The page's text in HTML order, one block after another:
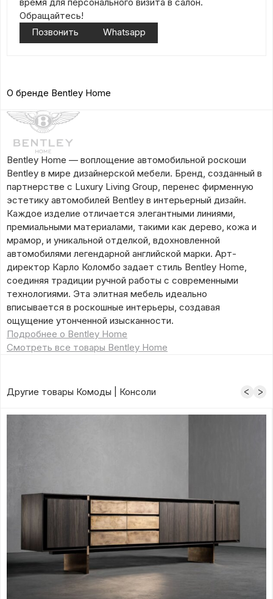
время для персонального визита в салон.
Обращайтесь!
Позвонить
Whatsapp
О бренде Bentley Home
Bentley Home — воплощение автомобильной роскоши
Bentley в мире дизайнерской мебели. Бренд, созданный в
партнерстве с Luxury Living Group, перенес фирменную
эстетику автомобилей Bentley в интерьерный дизайн.
Каждое изделие отличается элегантными линиями,
премиальными материалами, такими как дерево, кожа и
мрамор, и уникальной отделкой, вдохновленной
автомобилями легендарной английской марки. Арт-
директор Карло Коломбо задает стиль Bentley Home,
соединяя традиции ручной работы с современными
технологиями. Эта элитная мебель идеально
вписывается в роскошные интерьеры, создавая
ощущение утонченной изысканности.
Подробнее о Bentley Home
Смотреть все товары Bentley Home
Другие товары Комоды | Консоли